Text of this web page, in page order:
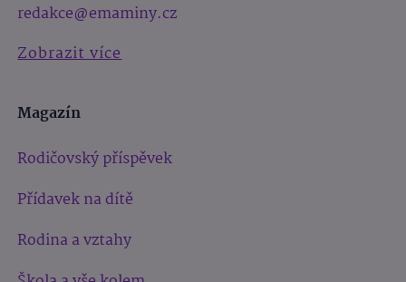
redakce@emaminy.cz
Zobrazit více
Magazín
Rodičovský příspěvek
Přídavek na dítě
Rodina a vztahy